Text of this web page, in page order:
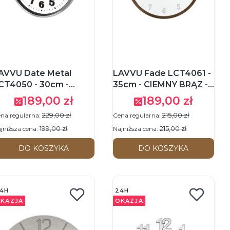
Date Metal
- 30cm -
- Zegar
z datownikiem
Cena promocyjna
189,00 zł
regularna: 229,00 zł
cena: 199,00 zł
DO KOSZYKA
LAVVU Fade LCT4061 -
35cm - CIEMNY BRĄZ -
Zegar ścienny
Cena promocyjna
189,00 zł
Cena regularna: 215,00 zł
Najniższa cena: 215,00 zł
DO KOSZYKA
24H
OKAZJA